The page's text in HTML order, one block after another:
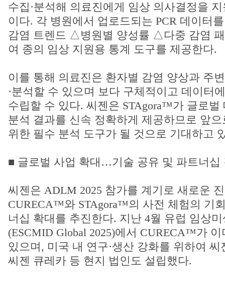
수집·분석해 의료진에게 임상 의사결정을
이다. 각 병원에서 업로드되는 PCR 데이터
감염 트렌드 △병원별 양성률 △다중 감염
여 종의 임상 지원용 통계 도구를 제공한다.
이를 통해 의료진은 환자별 감염 양상과 주
·분석할 수 있으며 보다 구체적이고 데이터
수립할 수 있다. 씨젠은 STAgora™가 글로벌
분석 결과를 신속 정확하게 제공하므로 앞
위한 필수 분석 도구가 될 것으로 기대하고
■ 글로벌 사업 확대…기술 공유 및 파트너십
씨젠은 ADLM 2025 참가를 계기로 새로운
CURECA™와 STAgora™의 사전 체험의 기
너십 확대를 추진한다. 지난 4월 유럽 임상
(ESCMID Global 2025)에서 CURECA™가
있으며, 미국 내 연구·생산 강화를 위하여
씨젠 큐레카 등 현지 법인도 설립했다.